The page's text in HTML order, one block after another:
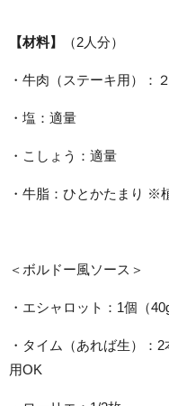
【材料】 （2人分）
・牛肉（ステーキ用）：
・塩：適量
・こしょう：適量
・牛脂：ひとかたまり ※
＜ボルドー風ソース＞
・エシャロット：1個（
・タイム（あれば生）：
用OK